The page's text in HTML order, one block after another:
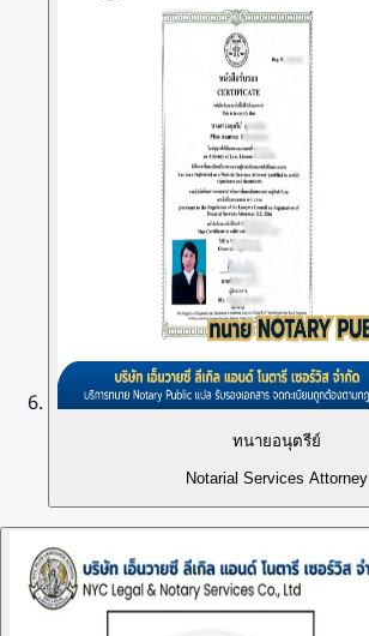
ทนายอนุตรีย์
Notarial Services Attorney